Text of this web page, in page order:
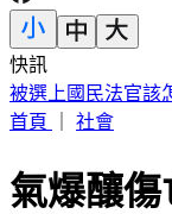
快訊
故宮南院小編爆紅
首頁
社會
氣爆釀